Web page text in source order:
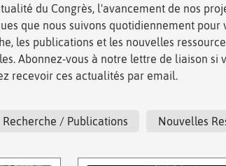
du Congrès, l'avancement de nos
que nous suivons quotidiennement pour
les publications et les nouvelles
Abonnez-vous à notre lettre de liaison si
recevoir ces actualités par email.
Recherche / Publications Nouvelles